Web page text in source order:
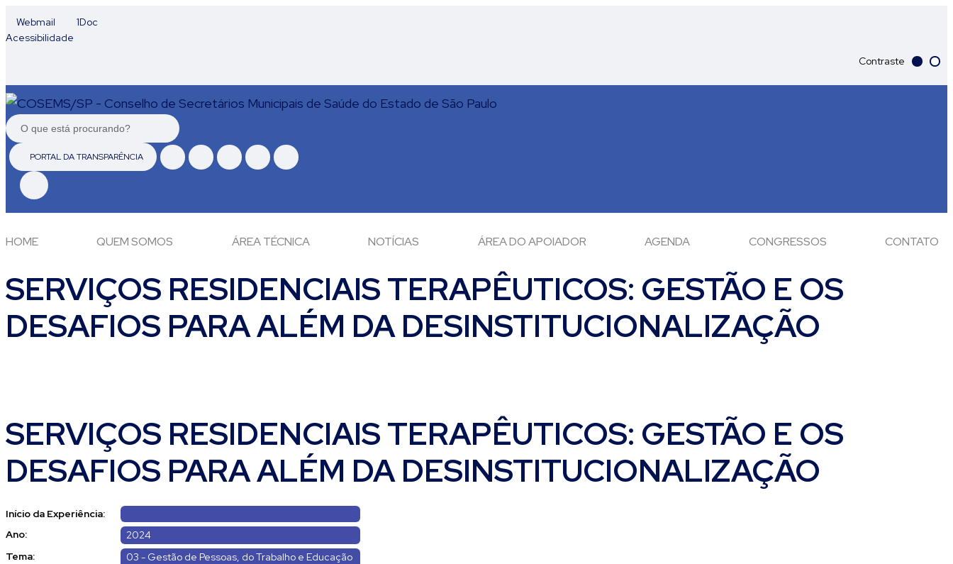
Webmail
1Doc
Acessibilidade
Contraste
PORTAL DA TRANSPARÊNCIA
HOME QUEM SOMOS ÁREA TÉCNICA NOTÍCIAS ÁREA DO APOIADOR AGENDA CONGRESSOS CONTATO
SERVIÇOS RESIDENCIAIS TERAPÊUTICOS: GESTÃO E OS
DESAFIOS PARA ALÉM DA DESINSTITUCIONALIZAÇÃO
SERVIÇOS RESIDENCIAIS TERAPÊUTICOS: GESTÃO E OS
DESAFIOS PARA ALÉM DA DESINSTITUCIONALIZAÇÃO
Início da Experiência:
Ano:
2024
Tema:
03 - Gestão de Pessoas, do Trabalho e Educação